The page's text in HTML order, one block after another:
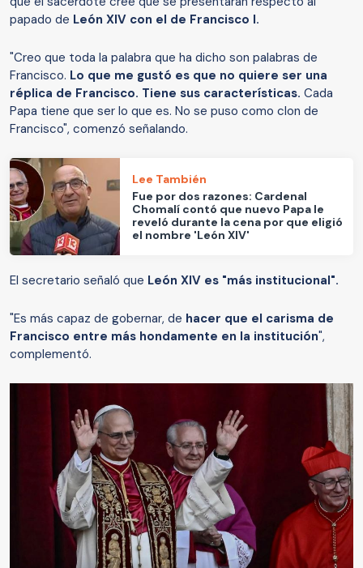
papado de León XIV con el de Francisco I.
"Creo que toda la palabra que ha dicho son palabras de
Francisco. Lo que me gustó es que no quiere ser una
réplica de Francisco. Tiene sus características. Cada
Papa tiene que ser lo que es. No se puso como clon de
Francisco", comenzó señalando.
Lee También
Fue por dos razones: Cardenal
Chomalí contó que nuevo Papa le
reveló durante la cena por que eligió
el nombre 'León XIV'
El secretario señaló que León XIV es "más institucional".
"Es más capaz de gobernar, de hacer que el carisma de
Francisco entre más hondamente en la institución",
complementó.